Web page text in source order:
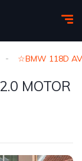
☆BMW 118D
MOTOR